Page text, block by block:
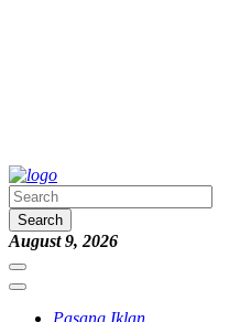
Search
August 9, 2026
Pasang Iklan